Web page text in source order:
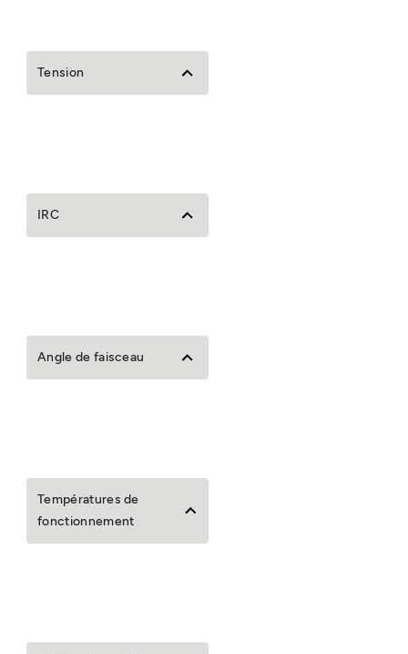
Tension
IRC
Angle de faisceau
Températures de
fonctionnement